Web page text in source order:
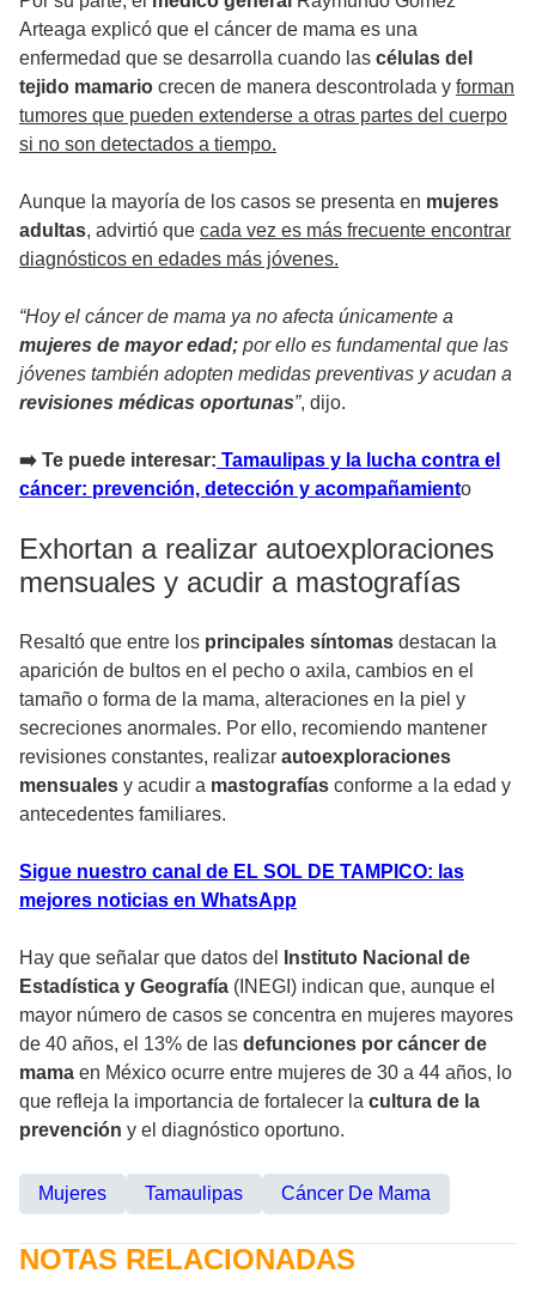
Arteaga explicó que el cáncer de mama es una
enfermedad que se desarrolla cuando las células del
tejido mamario crecen de manera descontrolada y forman
tumores que pueden extenderse a otras partes del cuerpo
si no son detectados a tiempo.
Aunque la mayoría de los casos se presenta en mujeres
adultas, advirtió que cada vez es más frecuente encontrar
diagnósticos en edades más jóvenes.
“Hoy el cáncer de mama ya no afecta únicamente a
mujeres de mayor edad; por ello es fundamental que las
jóvenes también adopten medidas preventivas y acudan a
revisiones médicas oportunas”, dijo.
➡️ Te puede interesar: Tamaulipas y la lucha contra el
cáncer: prevención, detección y acompañamiento
Exhortan a realizar autoexploraciones
mensuales y acudir a mastografías
Resaltó que entre los principales síntomas destacan la
aparición de bultos en el pecho o axila, cambios en el
tamaño o forma de la mama, alteraciones en la piel y
secreciones anormales. Por ello, recomiendo mantener
revisiones constantes, realizar autoexploraciones
mensuales y acudir a mastografías conforme a la edad y
antecedentes familiares.
Sigue nuestro canal de EL SOL DE TAMPICO: las
mejores noticias en WhatsApp
Hay que señalar que datos del
Instituto Nacional de
Estadística y Geografía (INEGI) indican que, aunque el
mayor número de casos se concentra en mujeres mayores
de 40 años, el 13% de las defunciones por cáncer de
mama en México ocurre entre mujeres de 30 a 44 años, lo
que refleja la importancia de fortalecer la cultura de la
prevención y el diagnóstico oportuno.
Mujeres Tamaulipas Cáncer De Mama
NOTAS RELACIONADAS